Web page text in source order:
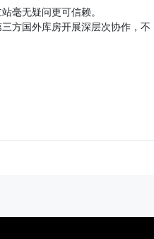
毫无疑问更可信赖。
方国外库房开展深层次协作，不